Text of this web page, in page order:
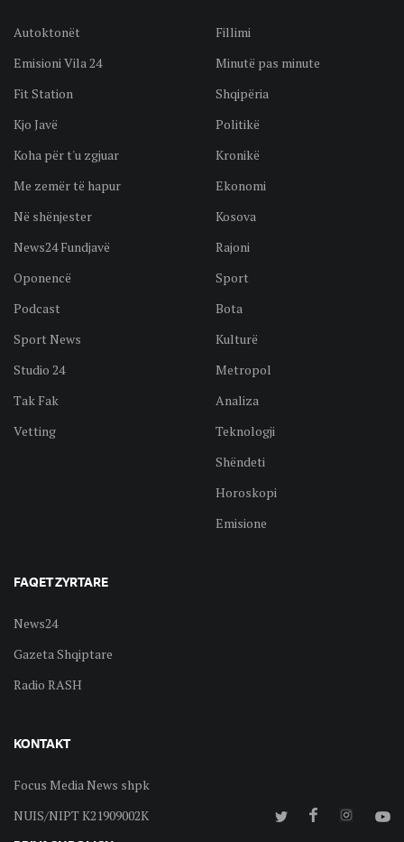
Autoktonët
Emisioni Vila 24
Fit Station
Kjo Javë
Koha për t'u zgjuar
Me zemër të hapur
Në shënjester
News24 Fundjavë
Oponencë
Podcast
Sport News
Studio 24
Tak Fak
Vetting
Fillimi
Minutë pas minute
Shqipëria
Politikë
Kronikë
Ekonomi
Kosova
Rajoni
Sport
Bota
Kulturë
Metropol
Analiza
Teknologji
Shëndeti
Horoskopi
Emisione
FAQET ZYRTARE
News24
Gazeta Shqiptare
Radio RASH
KONTAKT
Focus Media News shpk
NUIS/NIPT K21909002K